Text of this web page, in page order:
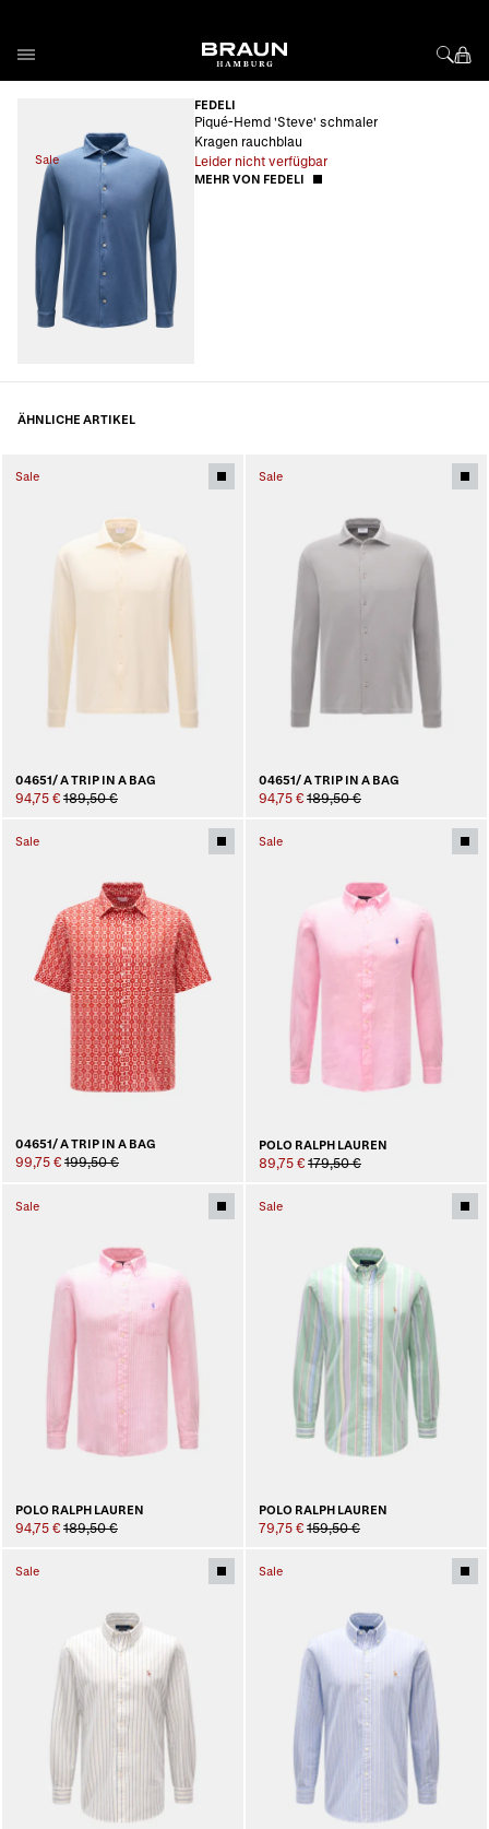
Sale
FEDELI
Piqué-Hemd 'Steve' schmaler
Kragen rauchblau
Leider nicht verfügbar
MEHR VON FEDELI
ÄHNLICHE ARTIKEL
Sale
04651/ A TRIP IN A BAG
94,75 € 189,50 €
Sale
04651/ A TRIP IN A BAG
94,75 € 189,50 €
Sale
04651/ A TRIP IN A BAG
99,75 € 199,50 €
Sale
POLO RALPH LAUREN
89,75 € 179,50 €
Sale
POLO RALPH LAUREN
94,75 € 189,50 €
Sale
POLO RALPH LAUREN
79,75 € 159,50 €
Sale Sale